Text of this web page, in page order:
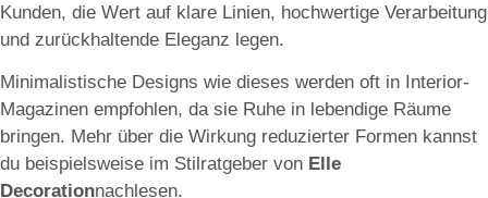
Kunden, die Wert auf klare Linien, hochwertige Verarbeitung
und zurückhaltende Eleganz legen.
Minimalistische Designs wie dieses werden oft in Interior-
Magazinen empfohlen, da sie Ruhe in lebendige Räume
bringen. Mehr über die Wirkung reduzierter Formen kannst
du beispielsweise im Stilratgeber von Elle
Decorationnachlesen.